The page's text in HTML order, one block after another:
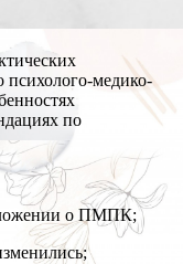
психолого-медико-
по
о ПМПК;